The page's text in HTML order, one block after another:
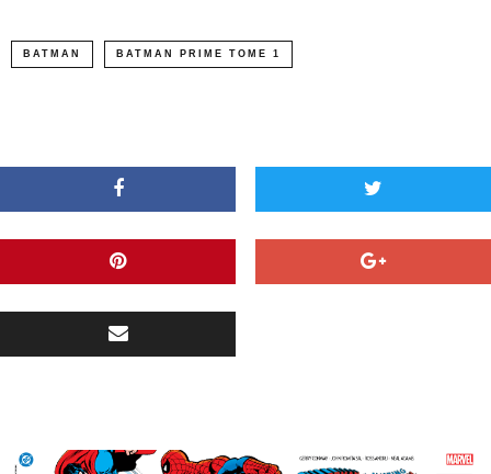
BATMAN BATMAN PRIME TOME 1